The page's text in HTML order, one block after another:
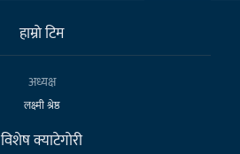
हाम्राे टिम
अध्यक्ष
लक्ष्मी श्रेष्ठ
विशेष क्याटेगाेरी